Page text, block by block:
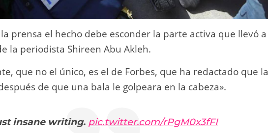
prensa el hecho debe esconder la parte activa que llevó a
la periodista Shireen Abu Akleh.
que no el único, es el de Forbes, que ha redactado que la
de que una bala le golpeara en la cabeza».
insane writing. pic.twitter.com/rPgM0x3fFI